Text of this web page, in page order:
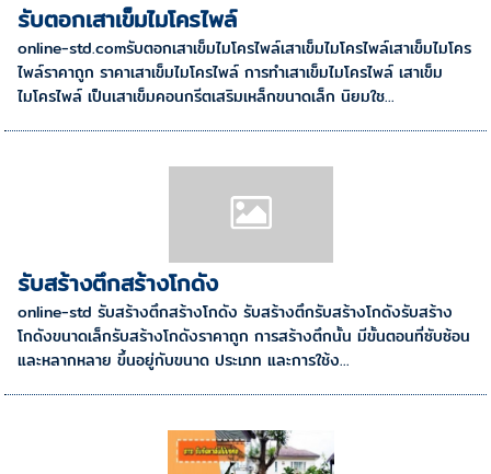
รับตอกเสาเข็มไมโครไพล์
online-std.comรับตอกเสาเข็มไมโครไพล์เสาเข็มไมโครไพล์เสาเข็มไมโคร
ไพล์ราคาถูก ราคาเสาเข็มไมโครไพล์ การทำเสาเข็มไมโครไพล์ เสาเข็ม
ไมโครไพล์ เป็นเสาเข็มคอนกรีตเสริมเหล็กขนาดเล็ก นิยมใช...
รับสร้างตึกสร้างโกดัง
online-std รับสร้างตึกสร้างโกดัง รับสร้างตึกรับสร้างโกดังรับสร้าง
โกดังขนาดเล็กรับสร้างโกดังราคาถูก การสร้างตึกนั้น มีขั้นตอนที่ซับซ้อน
และหลากหลาย ขึ้นอยู่กับขนาด ประเภท และการใช้ง...